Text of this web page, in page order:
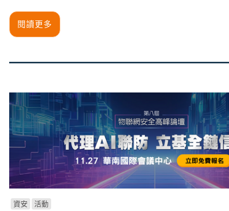
閱讀更多
資安 活動